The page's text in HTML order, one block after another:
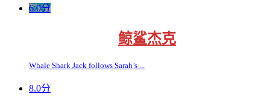
6.0分
鲸鲨杰克
Whale Shark Jack follows Sarah’s ...
8.0分